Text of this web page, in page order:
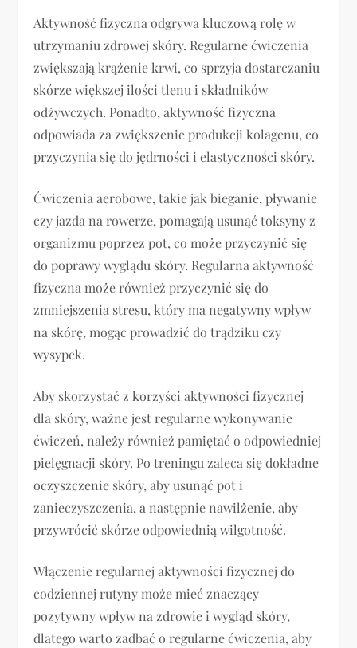
Aktywność fizyczna odgrywa kluczową rolę w
utrzymaniu zdrowej skóry. Regularne ćwiczenia
zwiększają krążenie krwi, co sprzyja dostarczaniu
skórze większej ilości tlenu i składników
odżywczych. Ponadto, aktywność fizyczna
odpowiada za zwiększenie produkcji kolagenu, co
przyczynia się do jędrności i elastyczności skóry.
Ćwiczenia aerobowe, takie jak bieganie, pływanie
czy jazda na rowerze, pomagają usunąć toksyny z
organizmu poprzez pot, co może przyczynić się
do poprawy wyglądu skóry. Regularna aktywność
fizyczna może również przyczynić się do
zmniejszenia stresu, który ma negatywny wpływ
na skórę, mogąc prowadzić do trądziku czy
wysypek.
Aby skorzystać z korzyści aktywności fizycznej
dla skóry, ważne jest regularne wykonywanie
ćwiczeń, należy również pamiętać o odpowiedniej
pielęgnacji skóry. Po treningu zaleca się dokładne
oczyszczenie skóry, aby usunąć pot i
zanieczyszczenia, a następnie nawilżenie, aby
przywrócić skórze odpowiednią wilgotność.
Włączenie regularnej aktywności fizycznej do
codziennej rutyny może mieć znaczący
pozytywny wpływ na zdrowie i wygląd skóry,
dlatego warto zadbać o regularne ćwiczenia, aby